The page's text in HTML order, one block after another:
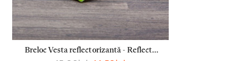
Breloc Vesta reflectorizantă - Reflecta